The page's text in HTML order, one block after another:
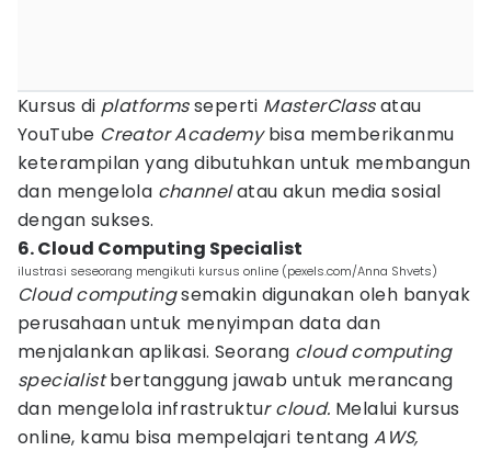
Kursus di platformsseperti MasterClassatau
YouTube Creator Academybisa memberikanmu
keterampilan yang dibutuhkan untuk membangun
dan mengelola channelatau akun media sosial
dengan sukses.
6. Cloud Computing Specialist
ilustrasi seseorang mengikuti kursus online (pexels.com/Anna Shvets)
Cloud computingsemakin digunakan oleh banyak
perusahaan untuk menyimpan data dan
menjalankan aplikasi. Seorang cloud computing
specialistbertanggung jawab untuk merancang
dan mengelola infrastruktur cloud. Melalui kursus
online, kamu bisa mempelajari tentangAWS,